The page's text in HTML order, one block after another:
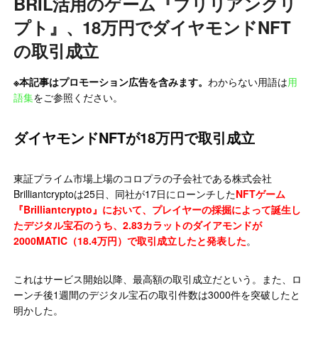
プト』、18万円でダイヤモンドNFT
の取引成立
※本記事はプロモーション広告を含みます。わからない用語は用
語集をご参照ください。
ダイヤモンドNFTが18万円で取引成立
東証プライム市場上場のコロプラの子会社である株式会社
Brilliantcryptoは25日、同社が17日にローンチしたNFTゲーム
『Brilliantcrypto』において、プレイヤーの採掘によって誕生し
たデジタル宝石のうち、2.83カラットのダイアモンドが
2000MATIC（18.4万円）で取引成立したと発表した。
これはサービス開始以降、最高額の取引成立だという。また、ロ
ーンチ後1週間のデジタル宝石の取引件数は3000件を突破したと
明かした。